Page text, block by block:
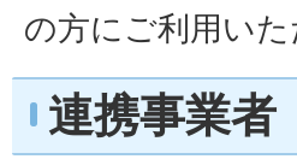
の方にご利用い
連携事業者